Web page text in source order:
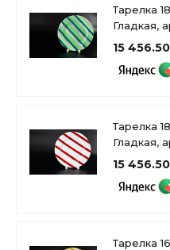
Тарелка
Гладкая,
15
Тарелка
Гладкая,
15
Тарелка